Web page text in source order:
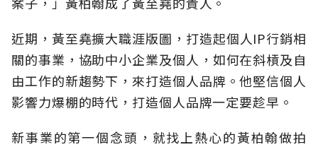
近期，黃至堯擴大職涯版圖，打造起個人IP行銷相
關的事業，協助中小企業及個人，如何在斜槓及自
由工作的新趨勢下，來打造個人品牌。他堅信個人
影響力爆棚的時代，打造個人品牌一定要趁早。
新事業的第一個念頭，就找上熱心的黃柏翰做拍